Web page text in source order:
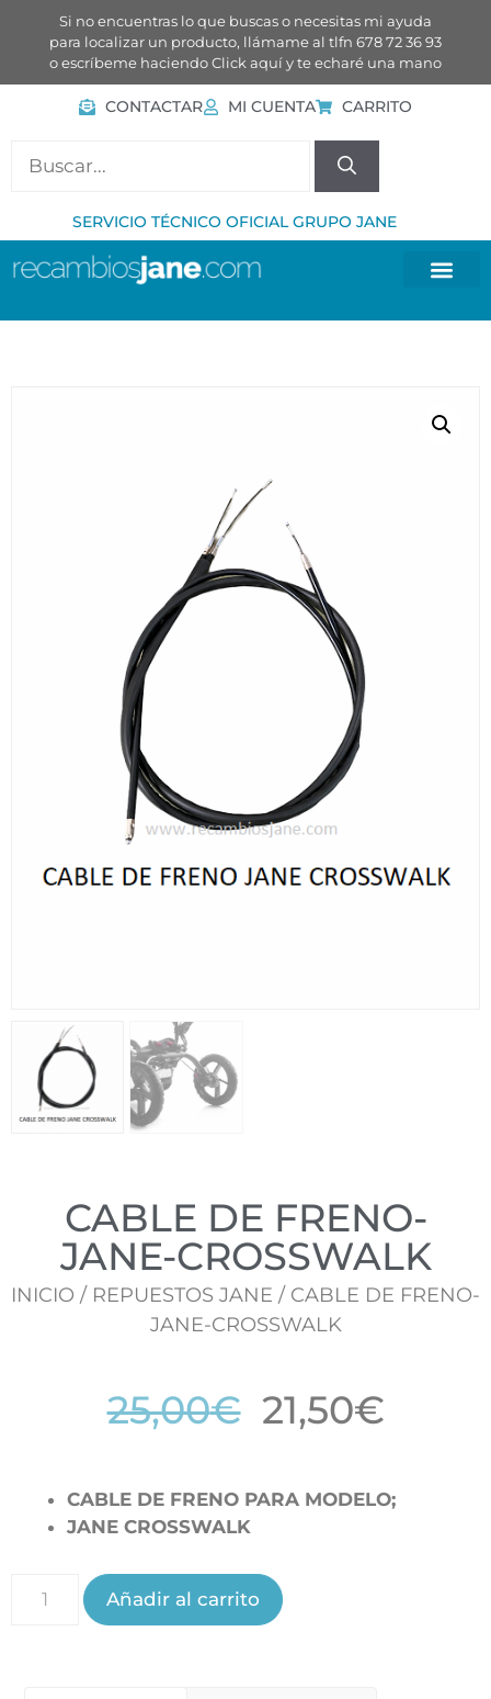
Si no encuentras lo que buscas o necesitas mi ayuda
para localizar un producto, llámame al tlfn 678 72 36 93
o escríbeme haciendoClick aquíy te echaré una mano
CONTACTAR MI CUENTA CARRITO
SERVICIO TÉCNICO OFICIAL GRUPO JANE
CABLE DE FRENO-
JANE-CROSSWALK
INICIO / REPUESTOS JANE / CABLE DE FRENO-
JANE-CROSSWALK
25,00€ 21,50€
CABLE DE FRENO PARA MODELO;
JANE CROSSWALK
Añadir al carrito